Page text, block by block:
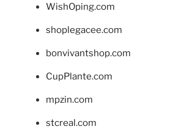
WishOping.com
shoplegacee.com
bonvivantshop.com
CupPlante.com
mpzin.com
stcreal.com